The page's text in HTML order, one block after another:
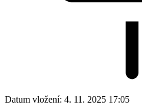
Datum vložení: 4. 11. 2025 17:05